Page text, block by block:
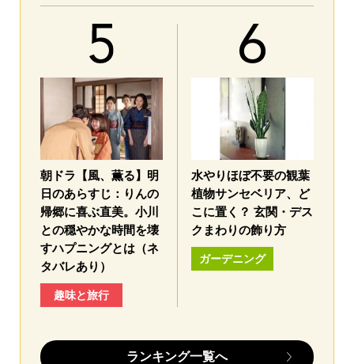
朝ドラ【風、薫る】明
日のあらすじ：​りんの
帰郷に喜ぶ直美。小川
との穏やかな時間を壊
すハプニングとは（ネ
タバレあり）
趣味と旅行
水やりほぼ不要の観葉
植物サンセベリア、ど
こに置く？ 玄関・デス
クまわりの飾り方
ガーデニング
ランキング一覧へ